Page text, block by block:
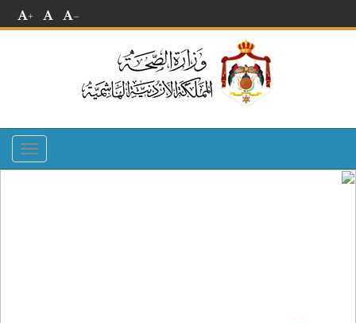
+
Toggle
navigation